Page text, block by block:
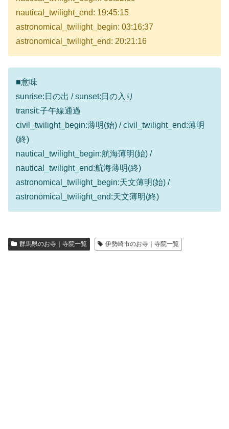
nautical_twilight_end: 19:45:15
astronomical_twilight_begin: 03:16:37
astronomical_twilight_end: 20:21:16
■意味
sunrise:日の出 / sunset:日の入り
transit:子午線通過
civil_twilight_begin:薄明(始) / civil_twilight_end:薄明
(終)
nautical_twilight_begin:航海薄明(始) /
nautical_twilight_end:航海薄明(終)
astronomical_twilight_begin:天文薄明(始) /
astronomical_twilight_end:天文薄明(終)
群馬県のお寺｜寺院一覧 伊勢崎市のお寺｜寺院一覧